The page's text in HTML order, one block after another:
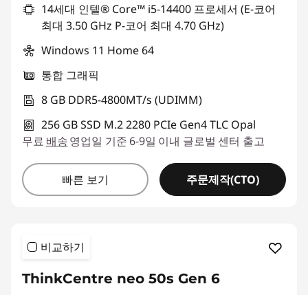
14세대 인텔® Core™ i5-14400 프로세서 (E-코어
최대 3.50 GHz P-코어 최대 4.70 GHz)
Windows 11 Home 64
통합 그래픽
8 GB DDR5-4800MT/s (UDIMM)
256 GB SSD M.2 2280 PCIe Gen4 TLC Opal
무료 배송영업일 기준 6-9일 이내 글로벌 센터 출고
빠른 보기 주문제작(CTO)
비교하기
ThinkCentre neo 50s Gen 6